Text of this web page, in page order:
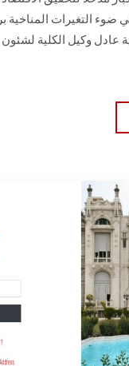
ضوء التغيرات المناخية
عادل وكيل الكلية